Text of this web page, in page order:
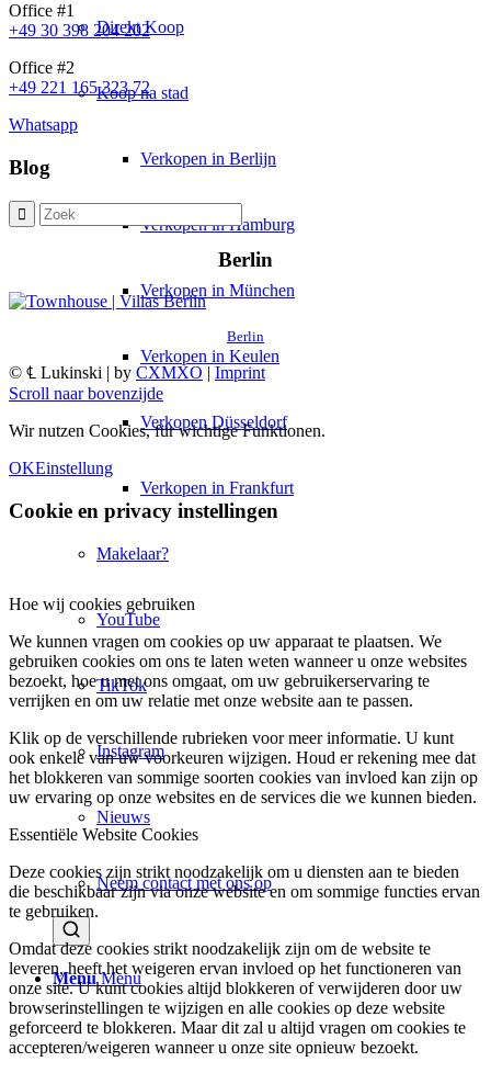
Direkt Koop
Koop na stad
Verkopen in Berlijn
Verkopen in Hamburg
Verkopen in München
Verkopen in Keulen
Verkopen Düsseldorf
Verkopen in Frankfurt
Makelaar?
YouTube
TikTok
Instagram
Nieuws
Neem contact met ons op
Menu Menu
Office #1
+49 30 398 204 202
Office #2
+49 221 165 323 72
Whatsapp
Blog
Berlin
Berlin
© ℄ Lukinski | by CXMXO | Imprint
Scroll naar bovenzijde
Wir nutzen Cookies, für wichtige Funktionen.
OKEinstellung
Cookie en privacy instellingen
Hoe wij cookies gebruiken
We kunnen vragen om cookies op uw apparaat te plaatsen. We
gebruiken cookies om ons te laten weten wanneer u onze websites
bezoekt, hoe u met ons omgaat, om uw gebruikerservaring te
verrijken en om uw relatie met onze website aan te passen.
Klik op de verschillende rubrieken voor meer informatie. U kunt
ook enkele van uw voorkeuren wijzigen. Houd er rekening mee dat
het blokkeren van sommige soorten cookies van invloed kan zijn op
uw ervaring op onze websites en de services die we kunnen bieden.
Essentiële Website Cookies
Deze cookies zijn strikt noodzakelijk om u diensten aan te bieden
die beschikbaar zijn via onze website en om sommige functies ervan
te gebruiken.
Omdat deze cookies strikt noodzakelijk zijn om de website te
leveren, heeft het weigeren ervan invloed op het functioneren van
onze site. U kunt cookies altijd blokkeren of verwijderen door uw
browserinstellingen te wijzigen en alle cookies op deze website
geforceerd te blokkeren. Maar dit zal u altijd vragen om cookies te
accepteren/weigeren wanneer u onze site opnieuw bezoekt.